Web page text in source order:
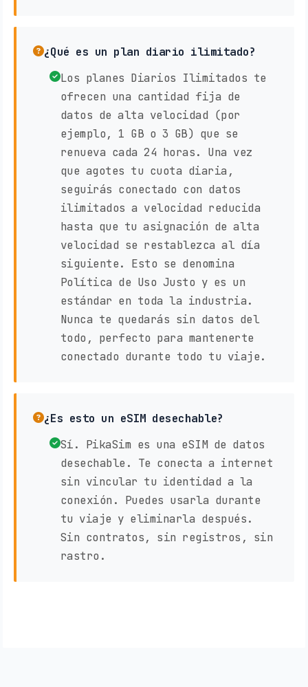
¿Qué es un plan diario ilimitado?
Los planes Diarios Ilimitados te
ofrecen una cantidad fija de
datos de alta velocidad (por
ejemplo, 1 GB o 3 GB) que se
renueva cada 24 horas. Una vez
que agotes tu cuota diaria,
seguirás conectado con datos
ilimitados a velocidad reducida
hasta que tu asignación de alta
velocidad se restablezca al día
siguiente. Esto se denomina
Política de Uso Justo y es un
estándar en toda la industria.
Nunca te quedarás sin datos del
todo, perfecto para mantenerte
conectado durante todo tu viaje.
¿Es esto un eSIM desechable?
Sí. PikaSim es una eSIM de datos
desechable. Te conecta a internet
sin vincular tu identidad a la
conexión. Puedes usarla durante
tu viaje y eliminarla después.
Sin contratos, sin registros, sin
rastro.